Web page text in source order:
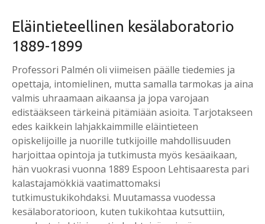
Eläin­tie­teel­li­nen ke­sä­la­bo­ra­to­rio
1889-1899
Professori Palmén oli viimeisen päälle tiedemies ja
opettaja, intomielinen, mutta samalla tarmokas ja aina
valmis uhraamaan aikaansa ja jopa varojaan
edistääkseen tärkeinä pitämiään asioita. Tarjotakseen
edes kaikkein lahjakkaimmille eläintieteen
opiskelijoille ja nuorille tutkijoille mahdollisuuden
harjoittaa opintoja ja tutkimusta myös kesäaikaan,
hän vuokrasi vuonna 1889 Espoon Lehtisaaresta pari
kalastajamökkiä vaatimattomaksi
tutkimustukikohdaksi. Muutamassa vuodessa
kesälaboratorioon, kuten tukikohtaa kutsuttiin,